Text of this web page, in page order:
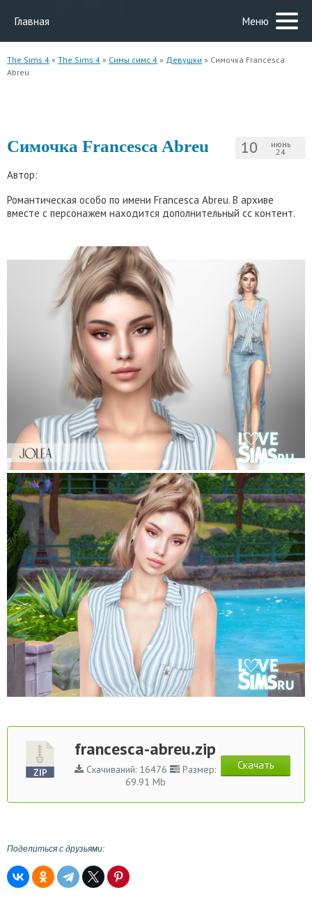
Главная Меню
The Sims 4 » The Sims 4 » Симы симс 4 » Девушки » Симочка Francesca
Abreu
10 июнь
24
Симочка Francesca Abreu
Автор:
Романтическая особо по имени Francesca Abreu. В архиве
вместе с персонажем находится дополнительный сс контент.
francesca-abreu.zip
Скачиваний: 16476
Размер:
69.91 Mb
Скачать
Поделиться с друзьями: